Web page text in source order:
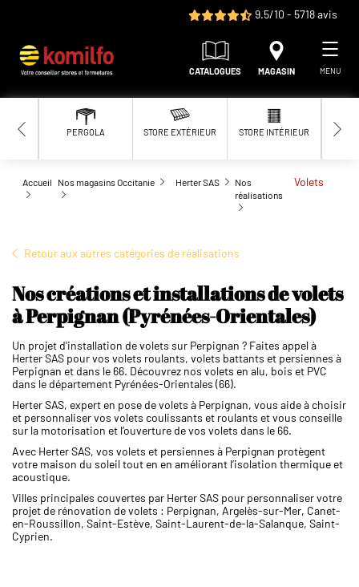
9.5/10 - 5718 avis
CATALOGUES MAGASIN MENU
PERGOLA STORE EXTÉRIEUR STORE INTÉRIEUR
Accueil Nos magasinsOccitanie Herter SAS
Nos
réalisations
Volets
Retour aux autres catégories de réalisations
Nos créations et installations de volets
à Perpignan (Pyrénées-Orientales)
Un projet d'installation de volets sur Perpignan ? Faites appel à
Herter SAS pour vos volets roulants, volets battants et persiennes à
Perpignan et dans le 66. Découvrez nos volets en alu, bois et PVC
dans le département Pyrénées-Orientales (66).
Herter SAS, expert en pose de volets à Perpignan, vous aide à choisir
et personnaliser vos volets coulissants et roulants et vous conseille
sur la motorisation et l’ouverture de vos volets dans le 66.
Avec Herter SAS, vos volets et persiennes à Perpignan protègent
votre maison du soleil tout en en améliorant l’isolation thermique et
acoustique.
Villes principales couvertes par Herter SAS pour personnaliser votre
projet de rénovation de volets : Perpignan, Argelès-sur-Mer, Canet-
en-Roussillon, Saint-Estève, Saint-Laurent-de-la-Salanque, Saint-
Cyprien.